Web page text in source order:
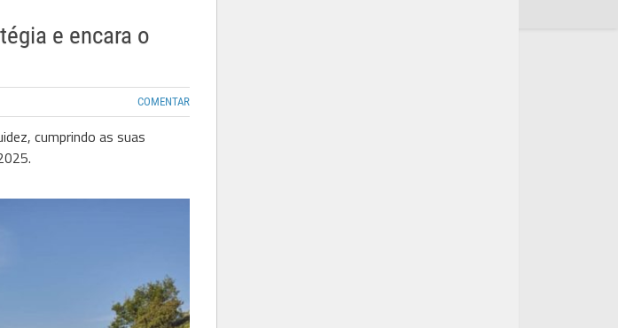
e encara o
COMENTAR
cumprindo as suas